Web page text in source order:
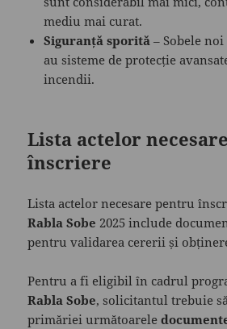
mediu mai curat.
Siguranță sporită – Sobele
au sisteme de protecție
incendii.
Lista actelor
înscriere
Lista actelor necesare pentru
Rabla Sobe 2025 include
pentru validarea cererii și
Pentru a fi eligibil în cadrul
Rabla Sobe, solicitantul trebuie
primăriei următoarele